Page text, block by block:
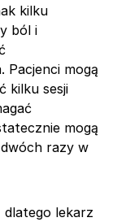
kilku
ból i
Pacjenci mogą
kilku sesji
mogą
razy w
dlatego lekarz